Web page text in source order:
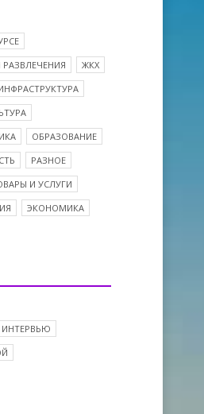
РАЗВЛЕЧЕНИЯ
ЖКХ
ОБРАЗОВАНИЕ
РАЗНОЕ
И УСЛУГИ
ЭКОНОМИКА
ИНТЕРВЬЮ